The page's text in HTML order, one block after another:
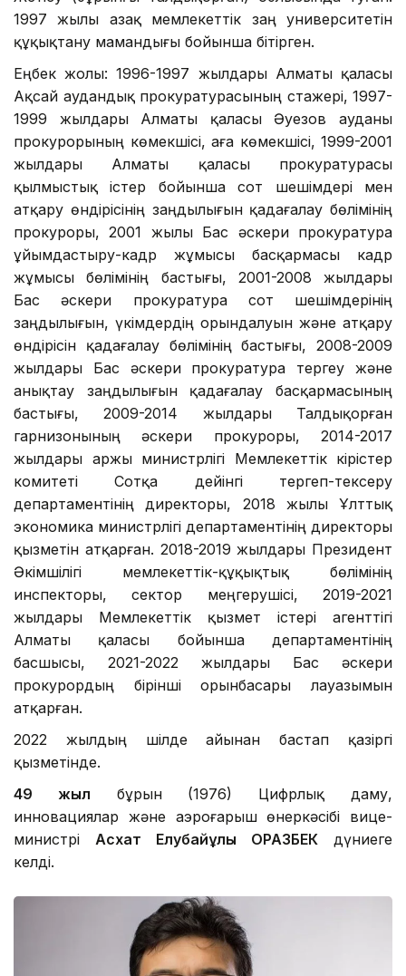
1997 жылы Қазақ мемлекеттік заң университетін
құқықтану мамандығы бойынша бітірген.
Еңбек жолы: 1996-1997 жылдары Алматы қаласы
Ақсай аудандық прокуратурасының стажері, 1997-
1999 жылдары Алматы қаласы Әуезов ауданы
прокурорының көмекшісі, аға көмекшісі, 1999-2001
жылдары Алматы қаласы прокуратурасы
қылмыстық істер бойынша сот шешімдері мен
атқару өндірісінің заңдылығын қадағалау бөлімінің
прокуроры, 2001 жылы Бас әскери прокуратура
ұйымдастыру-кадр жұмысы басқармасы кадр
жұмысы бөлімінің бастығы, 2001-2008 жылдары
Бас әскери прокуратура сот шешімдерінің
заңдылығын, үкімдердің орындалуын және атқару
өндірісін қадағалау бөлімінің бастығы, 2008-2009
жылдары Бас әскери прокуратура тергеу және
анықтау заңдылығын қадағалау басқармасының
бастығы, 2009-2014 жылдары Талдықорған
гарнизонының әскери прокуроры, 2014-2017
жылдары Қаржы министрлігі Мемлекеттік кірістер
комитеті Сотқа дейінгі тергеп-тексеру
департаментінің директоры, 2018 жылы Ұлттық
экономика министрлігі департаментінің директоры
қызметін атқарған. 2018-2019 жылдары Президент
Әкімшілігі мемлекеттік-құқықтық бөлімінің
инспекторы, сектор меңгерушісі, 2019-2021
жылдары Мемлекеттік қызмет істері агенттігі
Алматы қаласы бойынша департаментінің
басшысы, 2021-2022 жылдары Бас әскери
прокурордың бірінші орынбасары лауазымын
атқарған.
2022 жылдың шілде айынан бастап қазіргі
қызметінде.
49 жыл бұрын (1976) Цифрлық даму,
инновациялар және аэроғарыш өнеркәсібі вице-
министрі Асхат Елубайұлы ОРАЗБЕК дүниеге
келді.